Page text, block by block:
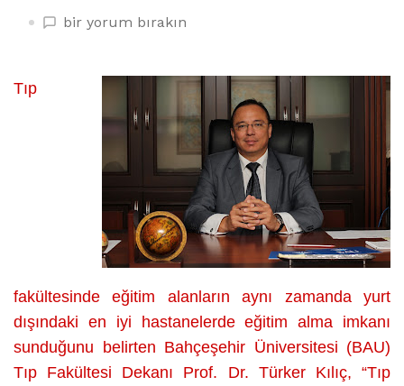
İSTANBUL’DA
FAKÜLTESİ:
üzerine
bir yorum bırakın
Tıp
fakültesinde eğitim alanların aynı zamanda yurt
dışındaki en iyi hastanelerde eğitim alma imkanı
sunduğunu belirten Bahçeşehir Üniversitesi (BAU)
Tıp Fakültesi Dekanı Prof. Dr. Türker Kılıç, “Tıp